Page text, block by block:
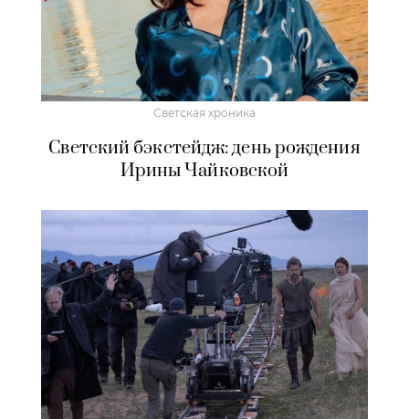
Светская хроника
Светский бэкстейдж: день рождения
Ирины Чайковской